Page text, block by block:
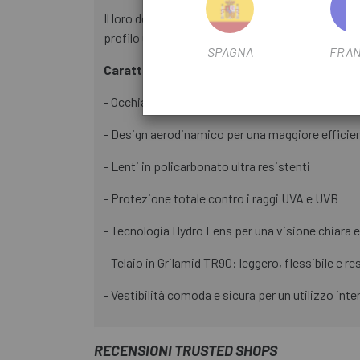
Il loro design ottimizzato migliora
profilo unisex consentono loro di adattarsi
Caratteristiche principali
- Occhiali sportivi Bliz progettati per il ciclismo
- Design aerodinamico per una maggiore
- Lenti in policarbonato ultra resistenti
- Protezione totale contro i raggi UVA e UVB
- Tecnologia Hydro Lens per una visione chiara
- Telaio in Grilamid TR90: leggero, flessibile e
- Vestibilità comoda e sicura per un utilizzo
RECENSIONI TRUSTED SHOPS
SPAGNA